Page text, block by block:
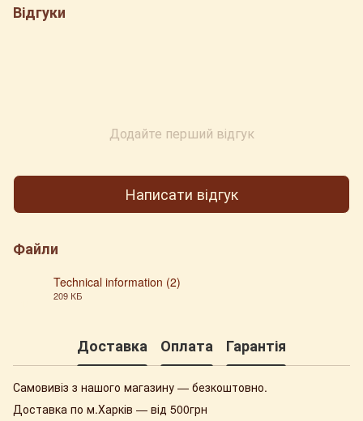
Відгуки
Додайте перший відгук
Написати відгук
Файли
Technical information (2)
209 КБ
Доставка Оплата Гарантія
Самовивіз з нашого магазину — безкоштовно.
Доставка по м.Харків — від 500грн